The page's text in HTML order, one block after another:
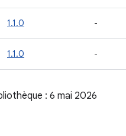
1.1.0 -
1.1.0 -
: 6 mai 2026